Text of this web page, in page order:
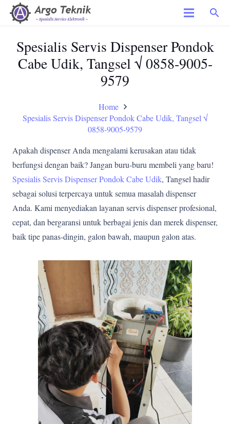
search
Spesialis Servis Dispenser Pondok
Cabe Udik, Tangsel √ 0858-9005-
9579
Home
Spesialis Servis Dispenser Pondok Cabe Udik, Tangsel √
0858-9005-9579
Apakah dispenser Anda mengalami kerusakan atau tidak
berfungsi dengan baik? Jangan buru-buru membeli yang baru!
Spesialis Servis Dispenser Pondok Cabe Udik, Tangsel hadir
sebagai solusi terpercaya untuk semua masalah dispenser
Anda. Kami menyediakan layanan servis dispenser profesional,
cepat, dan bergaransi untuk berbagai jenis dan merek dispenser,
baik tipe panas-dingin, galon bawah, maupun galon atas.